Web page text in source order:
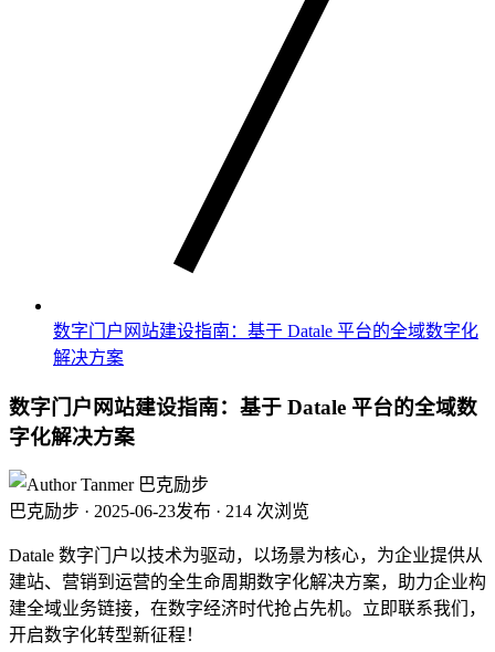
数字门户网站建设指南：基于 Datale 平台的全域数字化
解决方案
数字门户网站建设指南：基于 Datale 平台的全域数
字化解决方案
巴克励步 · 2025-06-23发布 · 214 次浏览
Datale 数字门户以技术为驱动，以场景为核心，为企业提供从
建站、营销到运营的全生命周期数字化解决方案，助力企业构
建全域业务链接，在数字经济时代抢占先机。立即联系我们，
开启数字化转型新征程！